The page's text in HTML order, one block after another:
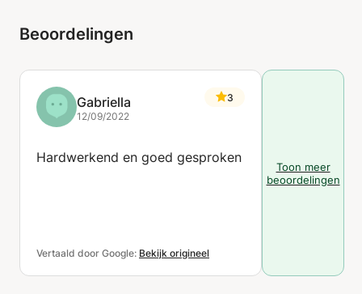
Beoordelingen
Gabriella
12/09/2022
3
Hardwerkend en goed gesproken
Vertaald door Google: Bekijk origineel
Toon meer
beoordelingen